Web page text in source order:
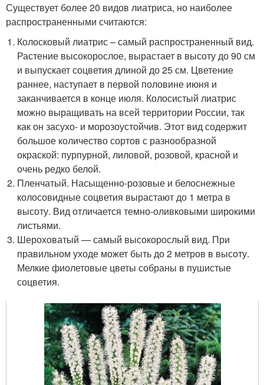
Существует более 20 видов лиатриса, но наиболее
распространенными считаются:
Колосковый лиатрис – самый распространенный вид.
Растение высокорослое, вырастает в высоту до 90 см
и выпускает соцветия длиной до 25 см. Цветение
раннее, наступает в первой половине июня и
заканчивается в конце июля. Колосистый лиатрис
можно выращивать на всей территории России, так
как он засухо- и морозоустойчив. Этот вид содержит
большое количество сортов с разнообразной
окраской: пурпурной, лиловой, розовой, красной и
очень редко белой.
Пленчатый. Насыщенно-розовые и белоснежные
колосовидные соцветия вырастают до 1 метра в
высоту. Вид отличается темно-оливковыми широкими
листьями.
Шероховатый — самый высокорослый вид. При
правильном уходе может быть до 2 метров в высоту.
Мелкие фиолетовые цветы собраны в пушистые
соцветия.